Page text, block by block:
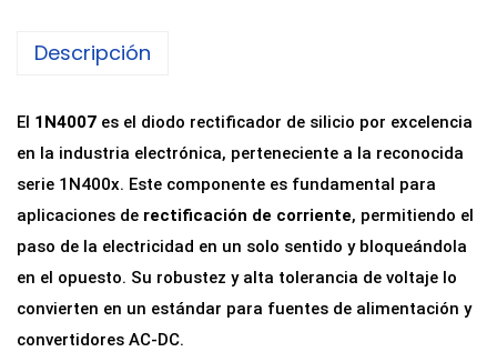
R
c
t
i
f
i
c
a
d
Descripción
El 1N4007 es el diodo rectificador de silicio por excelencia
en la industria electrónica, perteneciente a la reconocida
serie 1N400x. Este componente es fundamental para
aplicaciones de rectificación de corriente, permitiendo el
paso de la electricidad en un solo sentido y bloqueándola
en el opuesto. Su robustez y alta tolerancia de voltaje lo
convierten en un estándar para fuentes de alimentación y
convertidores AC-DC.